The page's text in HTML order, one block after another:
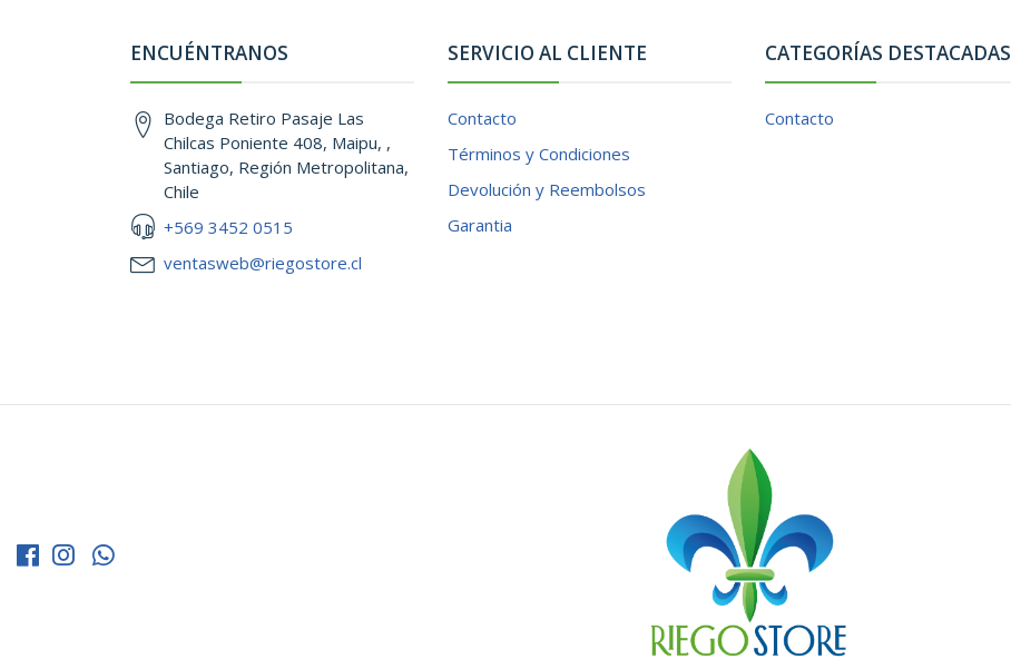
ENCUÉNTRANOS
Bodega Retiro Pasaje Las
Chilcas Poniente 408, Maipu, ,
Santiago, Región Metropolitana,
Chile
+569 3452 0515
ventasweb@riegostore.cl
SERVICIO AL CLIENTE
Contacto
Términos y Condiciones
Devolución y Reembolsos
Garantia
CATEGORÍAS DESTACADAS
Contacto